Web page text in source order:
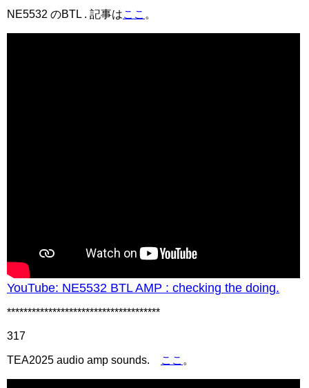
NE5532 のBTL . 記事はここ 。
YouTube: NE5532 BTL AMP : checking the doing.
*************************************
317
TEA2025 audio amp sounds. ここ 。